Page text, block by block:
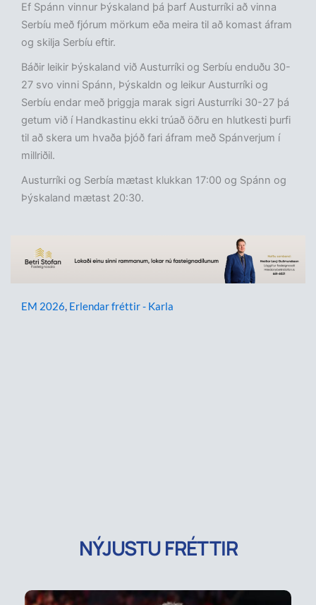
Ef Spánn vinnur Þýskaland þá þarf Austurríki að vinna
Serbíu með fjórum mörkum eða meira til að komast áfram
og skilja Serbíu eftir.
Báðir leikir Þýskaland við Austurríki og Serbíu enduðu 30-
27 svo vinni Spánn, Þýskaldn og leikur Austurríki og
Serbíu endar með þriggja marak sigri Austurríki 30-27 þá
getum við í Handkastinu ekki trúað öðru en hlutkesti þurfi
til að skera um hvaða þjóð fari áfram með Spánverjum í
millriðil.
Austurríki og Serbía mætast klukkan 17:00 og Spánn og
Þýskaland mætast 20:30.
EM 2026, Erlendar fréttir - Karla
NÝJUSTU FRÉTTIR